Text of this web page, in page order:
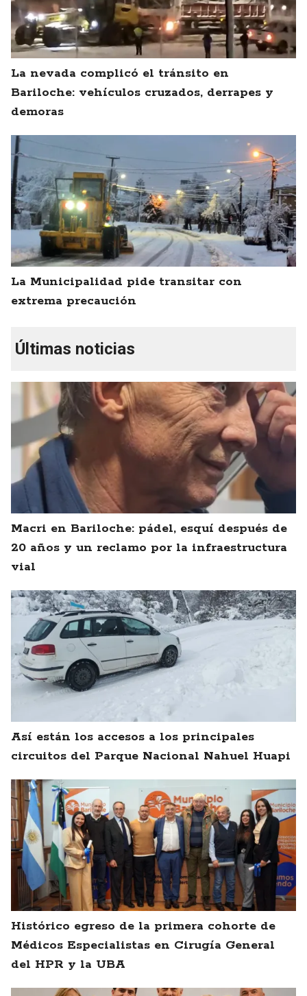
La nevada complicó el tránsito en
Bariloche: vehículos cruzados, derrapes y
demoras
La Municipalidad pide transitar con
extrema precaución
Últimas noticias
Macri en Bariloche: pádel, esquí después de
20 años y un reclamo por la infraestructura
vial
Así están los accesos a los principales
circuitos del Parque Nacional Nahuel Huapi
Histórico egreso de la primera cohorte de
Médicos Especialistas en Cirugía General
del HPR y la UBA